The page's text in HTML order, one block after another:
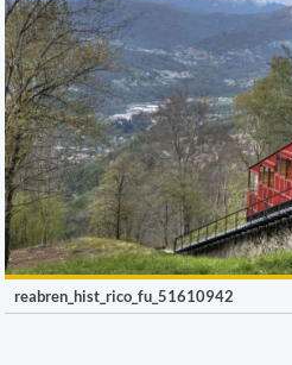
reabren_hist_rico_fu_51610942